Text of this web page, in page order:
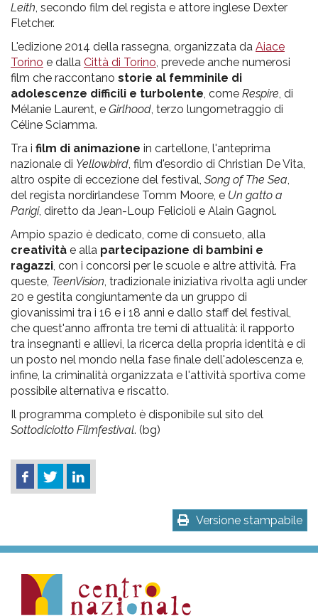
Leith, secondo film del regista e attore inglese Dexter
Fletcher.
L'edizione 2014 della rassegna, organizzata da Aiace
Torino e dalla Città di Torino, prevede anche numerosi
film che raccontano storie al femminile di
adolescenze difficili e turbolente, come Respire, di
Mélanie Laurent, e Girlhood, terzo lungometraggio di
Céline Sciamma.
Tra i film di animazione in cartellone, l'anteprima
nazionale di Yellowbird, film d'esordio di Christian De Vita,
altro ospite di eccezione del festival, Song of The Sea,
del regista nordirlandese Tomm Moore, e Un gatto a
Parigi, diretto da Jean-Loup Felicioli e Alain Gagnol.
Ampio spazio è dedicato, come di consueto, alla
creatività e alla partecipazione di bambini e
ragazzi, con i concorsi per le scuole e altre attività. Fra
queste, TeenVision, tradizionale iniziativa rivolta agli under
20 e gestita congiuntamente da un gruppo di
giovanissimi tra i 16 e i 18 anni e dallo staff del festival,
che quest'anno affronta tre temi di attualità: il rapporto
tra insegnanti e allievi, la ricerca della propria identità e di
un posto nel mondo nella fase finale dell'adolescenza e,
infine, la criminalità organizzata e l'attività sportiva come
possibile alternativa e riscatto.
Il programma completo è disponibile sul sito del
Sottodiciotto Filmfestival. (bg)
Versione stampabile